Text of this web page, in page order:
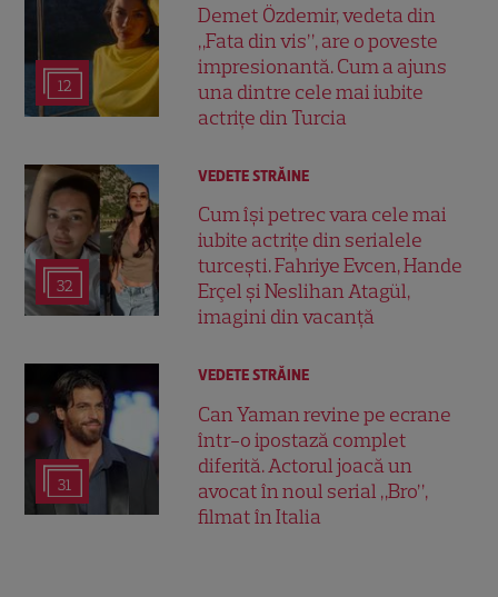
12
Demet Özdemir, vedeta din
„Fata din vis”, are o poveste
impresionantă. Cum a ajuns
una dintre cele mai iubite
actrițe din Turcia
32
VEDETE STRĂINE
Cum își petrec vara cele mai
iubite actrițe din serialele
turcești. Fahriye Evcen, Hande
Erçel și Neslihan Atagül,
imagini din vacanță
31
VEDETE STRĂINE
Can Yaman revine pe ecrane
într-o ipostază complet
diferită. Actorul joacă un
avocat în noul serial „Bro”,
filmat în Italia